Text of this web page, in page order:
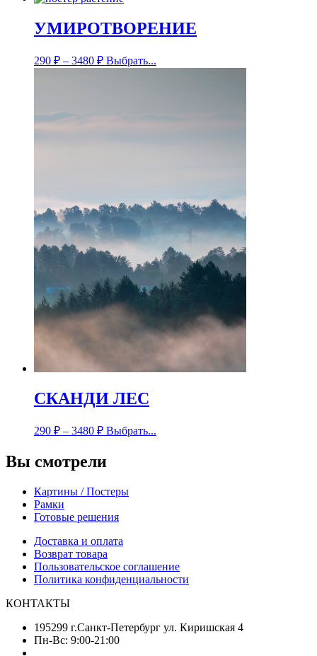
УМИРОТВОРЕНИЕ
290 ₽ – 3480 ₽ Выбрать...
СКАНДИ ЛЕС
290 ₽ – 3480 ₽ Выбрать...
Вы смотрели
Картины / Постеры
Рамки
Готовые решения
Доставка и оплата
Возврат товара
Пользовательское соглашение
Политика конфиденциальности
КОНТАКТЫ
195299 г.Санкт-Петербург ул. Киришская 4
Пн-Вс: 9:00-21:00